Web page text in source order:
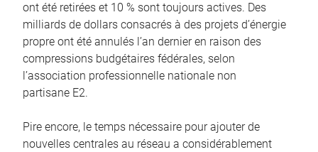
ont été retirées et 10 % sont toujours actives. Des
milliards de dollars consacrés à des projets d’énergie
propre ont été annulés l’an dernier en raison des
compressions budgétaires fédérales, selon
l’association professionnelle nationale non
partisane E2.
Pire encore, le temps nécessaire pour ajouter de
nouvelles centrales au réseau a considérablement